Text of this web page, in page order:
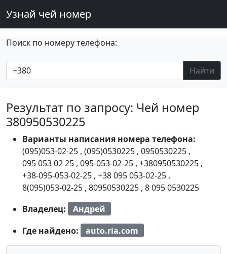
Узнай чей номер
Поиск по номеру телефона:
Найти
Результат по запросу: Чей номер
380950530225
Варианты написания номера телефона:
(095)053-02-25 , (095)0530225 , 0950530225 ,
095 053 02 25 , 095-053-02-25 , +380950530225 ,
+38-095-053-02-25 , +38 095 053-02-25 ,
8(095)053-02-25 , 80950530225 , 8 095 0530225
Владелец:
Андрей
Где найдено:
auto.ria.com